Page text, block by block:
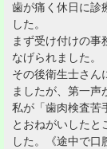
歯が痛く休日に診
した。
まず受け付けの事
なげられました。
その後衛生士さん
ましたが、第一声
私が「歯肉検査苦
とおねがいしたと
した。《途中で口